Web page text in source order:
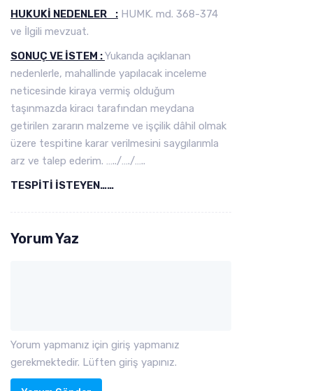
HUKUKİ NEDENLER : HUMK. md. 368-374
ve İlgili mevzuat.
SONUÇ VE İSTEM :Yukarıda açıklanan
nedenlerle, mahallinde yapılacak inceleme
neticesinde kiraya vermiş olduğum
taşınmazda kiracı tarafından meydana
getirilen zararın malzeme ve işçilik dâhil olmak
üzere tespitine karar verilmesini saygılarımla
arz ve talep ederim. …../…./…..
TESPİTİ İSTEYEN……
Yorum Yaz
Yorum yapmanız için giriş yapmanız
gerekmektedir. Lüften giriş yapınız.